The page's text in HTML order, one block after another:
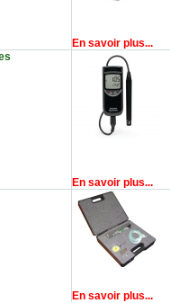
En savoir plus...
En savoir plus...
En savoir plus...